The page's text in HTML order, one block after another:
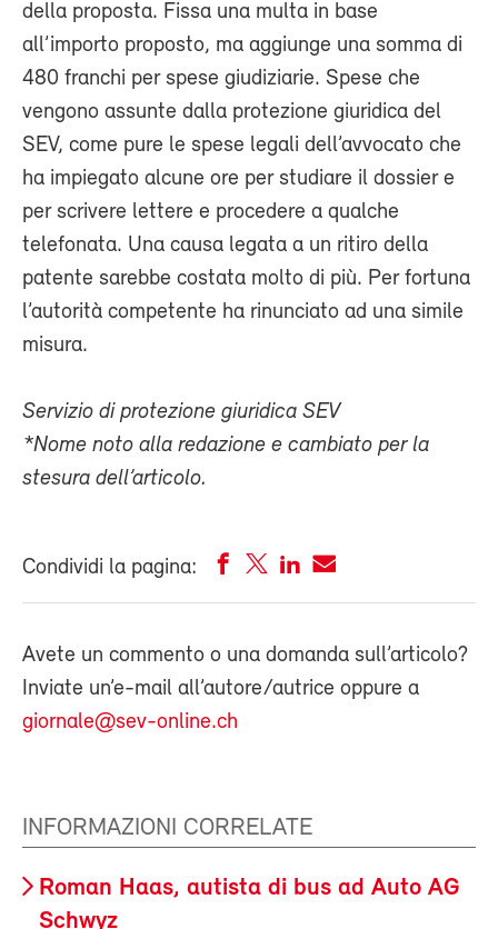
della proposta. Fissa una multa in base
all’importo proposto, ma aggiunge una somma di
480 franchi per spese giudiziarie. Spese che
vengono assunte dalla protezione giuridica del
SEV, come pure le spese legali dell’avvocato che
ha impiegato alcune ore per studiare il dossier e
per scrivere lettere e procedere a qualche
telefonata. Una causa legata a un ritiro della
patente sarebbe costata molto di più. Per fortuna
l’autorità competente ha rinunciato ad una simile
misura.
Servizio di protezione giuridica SEV
*Nome noto alla redazione e cambiato per la
stesura dell’articolo.
Condividi la pagina:
Avete un commento o una domanda sull’articolo?
Inviate un’e-mail all’autore/autrice oppure a
giornale@sev-online.ch
INFORMAZIONI CORRELATE
Roman Haas, autista di bus ad Auto AG
Schwyz